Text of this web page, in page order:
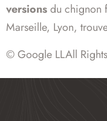
versionsdu chignon
Marseille, Lyon,
© Google LLAll